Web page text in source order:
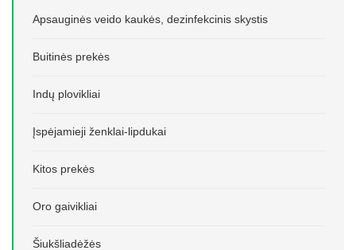
Apsauginės veido kaukės, dezinfekcinis skystis
Buitinės prekės
Indų plovikliai
Įspėjamieji ženklai-lipdukai
Kitos prekės
Oro gaivikliai
Šiukšliadėžės